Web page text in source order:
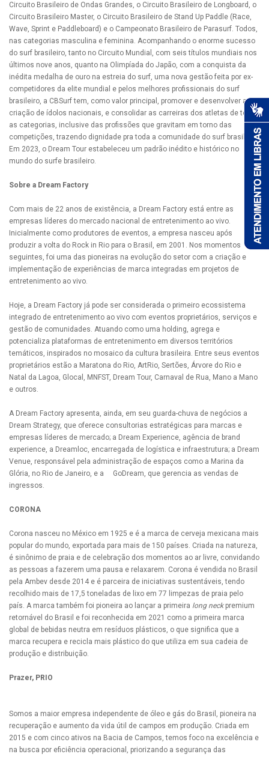
Circuito Brasileiro de Ondas Grandes, o Circuito Brasileiro de Longboard, o
Circuito Brasileiro Master, o Circuito Brasileiro de Stand Up Paddle (Race,
Wave, Sprint e Paddleboard) e o Campeonato Brasileiro de Parasurf. Todos,
nas categorias masculina e feminina. Acompanhando o enorme sucesso
do surf brasileiro, tanto no Circuito Mundial, com seis títulos mundiais nos
últimos nove anos, quanto na Olimpíada do Japão, com a conquista da
inédita medalha de ouro na estreia do surf, uma nova gestão feita por ex-
competidores da elite mundial e pelos melhores profissionais do surf
brasileiro, a CBSurf tem, como valor principal, promover e desenvolver a
criação de ídolos nacionais, e consolidar as carreiras dos atletas de todas
as categorias, inclusive das profissões que gravitam em torno das
competições, trazendo dignidade pra toda a comunidade do surf brasileiro.
Em 2023, o Dream Tour estabeleceu um padrão inédito e histórico no
mundo do surfe brasileiro.
Sobre a Dream Factory
Com mais de 22 anos de existência, a Dream Factory está entre as
empresas líderes do mercado nacional de entretenimento ao vivo.
Inicialmente como produtores de eventos, a empresa nasceu após
produzir a volta do Rock in Rio para o Brasil, em 2001. Nos momentos
seguintes, foi uma das pioneiras na evolução do setor com a criação e
implementação de experiências de marca integradas em projetos de
entretenimento ao vivo.
Hoje, a Dream Factory já pode ser considerada o primeiro ecossistema
integrado de entretenimento ao vivo com eventos proprietários, serviços e
gestão de comunidades. Atuando como uma holding, agrega e
potencializa plataformas de entretenimento em diversos territórios
temáticos, inspirados no mosaico da cultura brasileira. Entre seus eventos
proprietários estão a Maratona do Rio, ArtRio, Sertões, Árvore do Rio e
Natal da Lagoa, Glocal, MNFST, Dream Tour, Carnaval de Rua, Mano a Mano
e outros.
A Dream Factory apresenta, ainda, em seu guarda-chuva de negócios a
Dream Strategy, que oferece consultorias estratégicas para marcas e
empresas líderes de mercado; a Dream Experience, agência de brand
experience, a Dreamloc, encarregada de logística e infraestrutura; a Dream
Venue, responsável pela administração de espaços como a Marina da
Glória, no Rio de Janeiro, e a GoDream, que gerencia as vendas de
ingressos.
CORONA
Corona nasceu no México em 1925 e é a marca de cerveja mexicana mais
popular do mundo, exportada para mais de 150 países. Criada na natureza,
é sinônimo de praia e de celebração dos momentos ao ar livre, convidando
as pessoas a fazerem uma pausa e relaxarem. Corona é vendida no Brasil
pela Ambev desde 2014 e é parceira de iniciativas sustentáveis, tendo
recolhido mais de 17,5 toneladas de lixo em 77 limpezas de praia pelo
país. A marca também foi pioneira ao lançar a primeira long neckpremium
retornável do Brasil e foi reconhecida em 2021 como a primeira marca
global de bebidas neutra em resíduos plásticos, o que significa que a
marca recupera e recicla mais plástico do que utiliza em sua cadeia de
produção e distribuição.
Prazer, PRIO
Somos a maior empresa independente de óleo e gás do Brasil, pioneira na
recuperação e aumento da vida útil de campos em produção. Criada em
2015 e com cinco ativos na Bacia de Campos, temos foco na excelência e
na busca por eficiência operacional, priorizando a segurança das